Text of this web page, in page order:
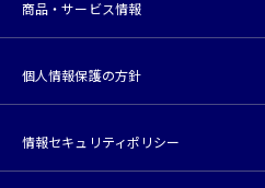
商品・サービス情報
個人情報保護の方針
情報セキュリティポリシー